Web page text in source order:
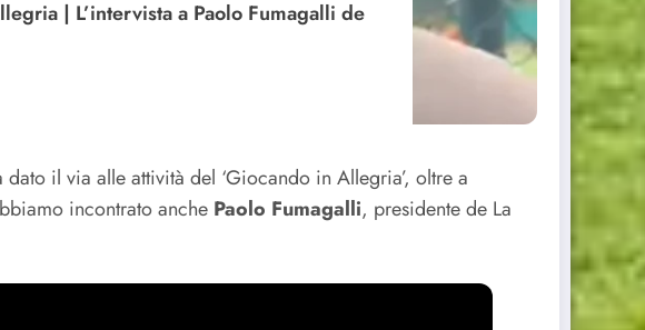
| L’intervista a Paolo Fumagalli de
il via alle attività del ‘Giocando in Allegria’, oltre a
incontrato anche Paolo Fumagalli, presidente de La